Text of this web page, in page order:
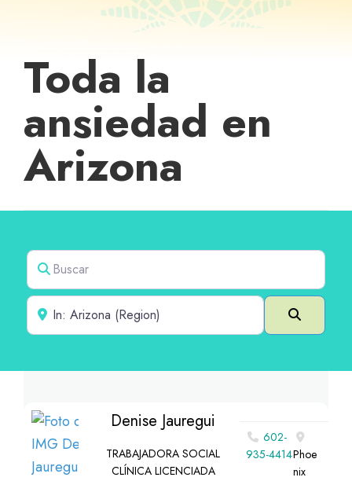
Toda la
ansiedad en
Arizona
Buscar
Cerca de
Buscar
Denise Jauregui
TRABAJADORA SOCIAL
CLÍNICA LICENCIADA
602-
935-4414Phoe
nix